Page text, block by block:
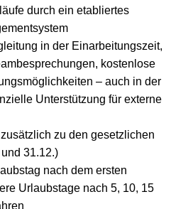
durch ein etabliertes
in der Einarbeitungszeit,
kostenlose
– auch in der
Unterstützung für externe
zu den gesetzlichen
31.12.)
nach dem ersten
Urlaubstage nach 5, 10, 15